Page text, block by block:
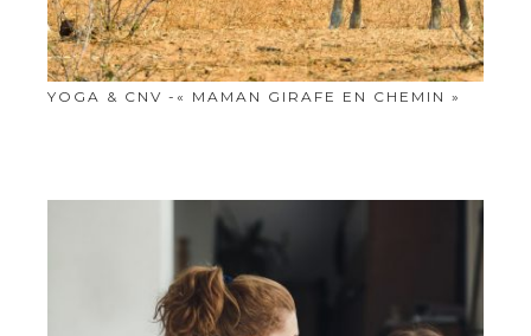
YOGA & CNV -« MAMAN GIRAFE EN CHEMIN »